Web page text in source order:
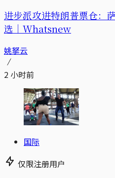
进步派攻进特朗普票仓：
选｜Whatsnew
姚拏云
2 小时前
国际
仅限注册用户